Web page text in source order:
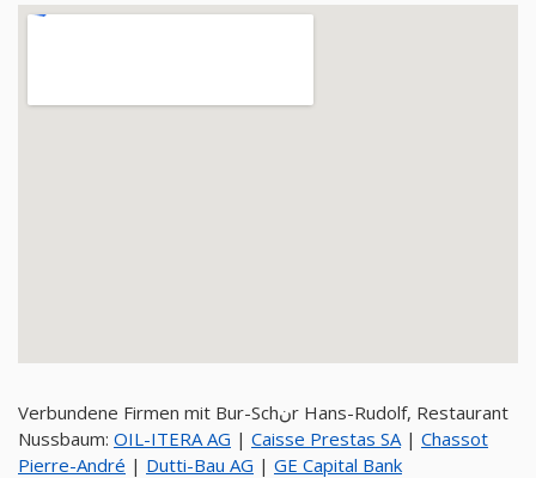
Verbundene Firmen mit Bur-Schنr Hans-Rudolf, Restaurant
Nussbaum: OIL-ITERA AG | Caisse Prestas SA | Chassot
Pierre-André | Dutti-Bau AG | GE Capital Bank